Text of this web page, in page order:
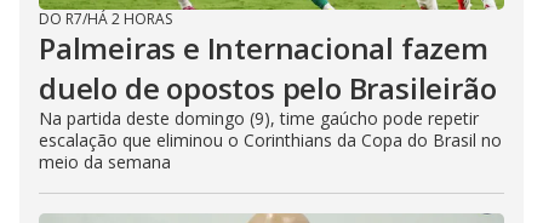
DO R7/HÁ 2 HORAS
Palmeiras e Internacional fazem
duelo de opostos pelo Brasileirão
Na partida deste domingo (9), time gaúcho pode repetir
escalação que eliminou o Corinthians da Copa do Brasil no
meio da semana